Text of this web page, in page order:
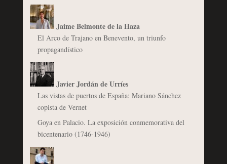
Jaime Belmonte de la Haza
El Arco de Trajano en Benevento, un triunfo
propagandístico
Javier Jordán de Urríes
Las vistas de puertos de España: Mariano Sánchez
copista de Vernet
Goya en Palacio. La exposición conmemorativa del
bicentenario (1746-1946)